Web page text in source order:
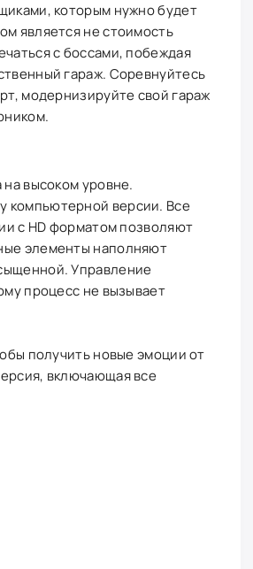
которым нужно будет
является не стоимость
с боссами, побеждая
гараж. Соревнуйтесь
модернизируйте свой гараж
высоком уровне.
компьютерной версии. Все
с HD форматом позволяют
элементы наполняют
Управление
процесс не вызывает
получить новые эмоции от
включающая все